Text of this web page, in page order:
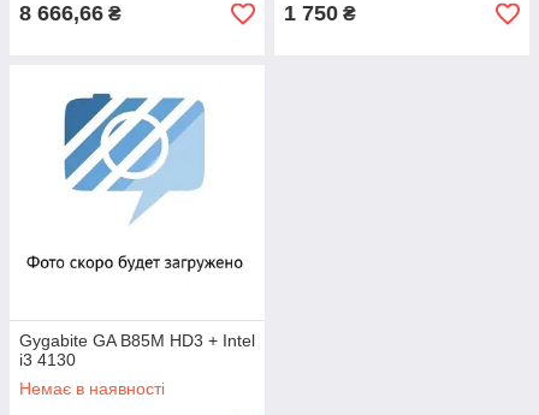
8 666,66 ₴ 1 750 ₴
Gygabite GA B85M HD3 + Intel
i3 4130
Немає в наявності